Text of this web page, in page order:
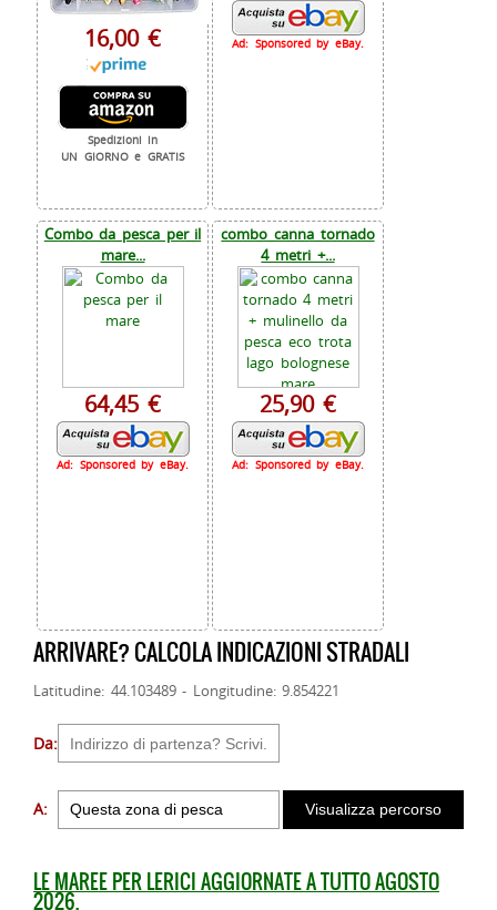
16,00 €
Spedizioni in
UN GIORNO e GRATIS
Ad: Sponsored by eBay.
Combo da pesca per il
mare...
64,45 €
Ad: Sponsored by eBay.
combo canna tornado
4 metri +...
25,90 €
Ad: Sponsored by eBay.
ARRIVARE? CALCOLA INDICAZIONI STRADALI
Latitudine: 44.103489 - Longitudine: 9.854221
Da:
A:
LE MAREE PER LERICI AGGIORNATE A TUTTO AGOSTO
2026.